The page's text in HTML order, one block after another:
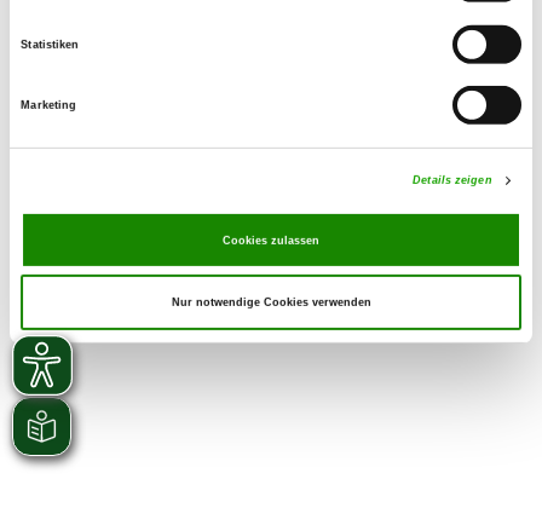
Statistiken
Marketing
Details zeigen
Cookies zulassen
Nur notwendige Cookies verwenden